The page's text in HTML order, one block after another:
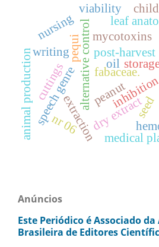
inhibition
alternative control
extraction
oil
pequi post-harvest
mycotoxins
peanut
leaf
fabaceae.
writing
speech genre dry extract
nursing
animal production seed
viability
cuttings
medical
nr 06
Anúncios
Este Periódico é Associado da
Brasileira de Editores